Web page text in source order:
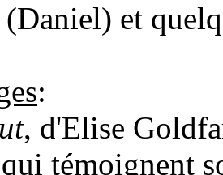
et
:
, d'Elise
témoignent